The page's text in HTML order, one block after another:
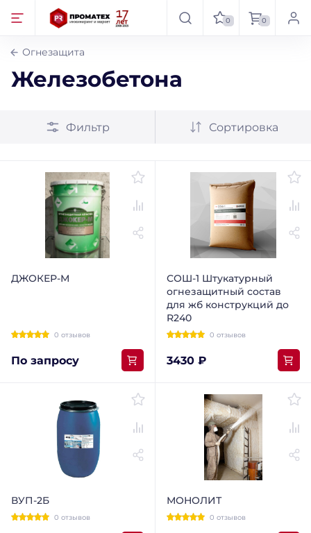
0 0
Огнезащита
Железобетона
Фильтр Сортировка
ДЖОКЕР-М
0 отзывов
По запросу
СОШ-1 Штукатурный
огнезащитный состав
для жб конструкций до
R240
0 отзывов
3430 ₽
ВУП-2Б
0 отзывов
МОНОЛИТ
0 отзывов